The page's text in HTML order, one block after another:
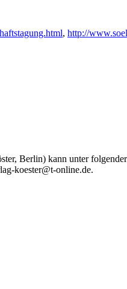
, http://
Berlin) kann unter
koester@t-online.de.